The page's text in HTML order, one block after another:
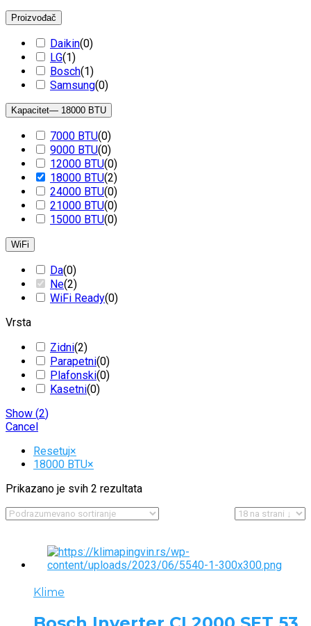
Resetuj×
18000 BTU×
Prikazano je svih 2 rezultata
Klime
Proizvođač
Daikin(0)
LG(1)
Bosch(1)
Samsung(0)
Kapacitet— 18000 BTU
7000 BTU(0)
9000 BTU(0)
12000 BTU(0)
18000 BTU(2)
24000 BTU(0)
21000 BTU(0)
15000 BTU(0)
WiFi
Da(0)
Ne(2)
WiFi Ready(0)
Vrsta
Zidni(2)
Parapetni(0)
Plafonski(0)
Kasetni(0)
Show (2)
Cancel